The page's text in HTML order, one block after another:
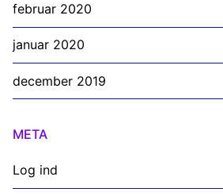
februar 2020
januar 2020
december 2019
META
Log ind